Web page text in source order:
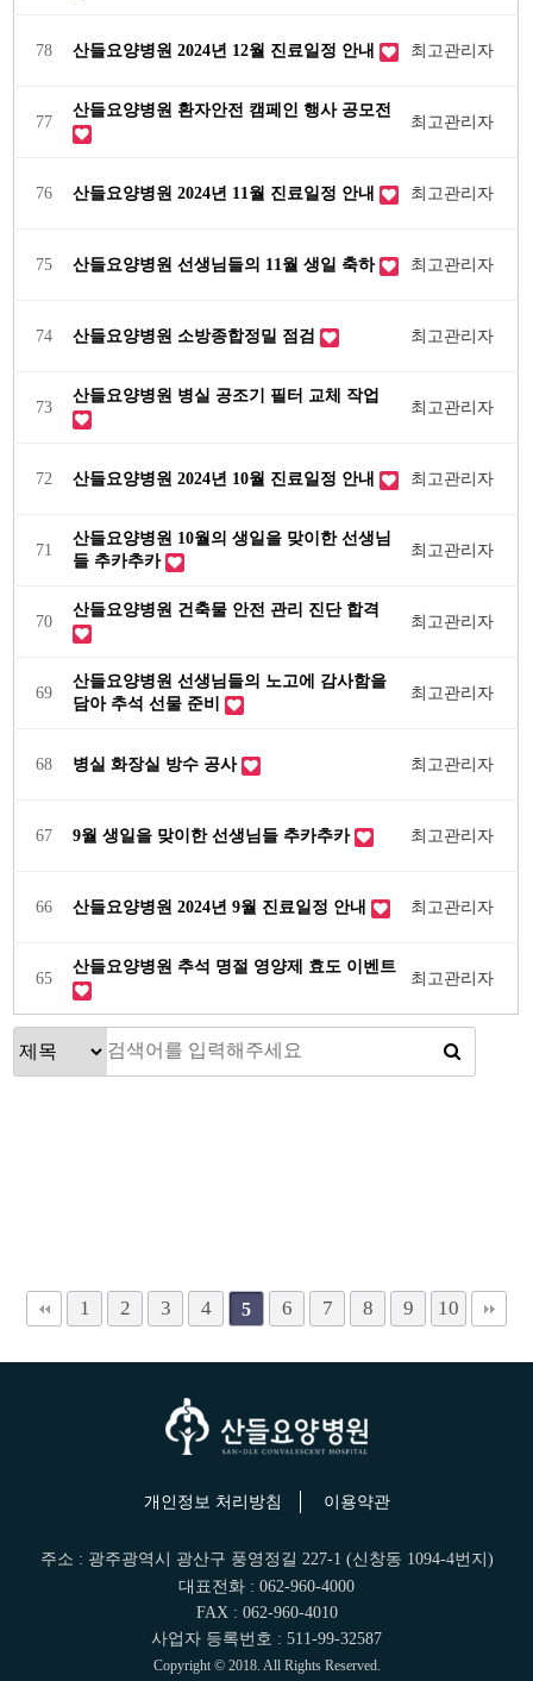
78 산들요양병원 2024년 12월 진료일정 안내 최고관리자
77
산들요양병원 환자안전 캠페인 행사 공모전
최고관리자
76 산들요양병원 2024년 11월 진료일정 안내 최고관리자
75 산들요양병원 선생님들의 11월 생일 축하 최고관리자
74 산들요양병원 소방종합정밀 점검 최고관리자
73
산들요양병원 병실 공조기 필터 교체 작업
최고관리자
72 산들요양병원 2024년 10월 진료일정 안내 최고관리자
71
산들요양병원 10월의 생일을 맞이한 선생님
들 추카추카
최고관리자
70
산들요양병원 건축물 안전 관리 진단 합격
최고관리자
69
산들요양병원 선생님들의 노고에 감사함을
담아 추석 선물 준비
최고관리자
68 병실 화장실 방수 공사 최고관리자
67 9월 생일을 맞이한 선생님들 추카추카 최고관리자
66 산들요양병원 2024년 9월 진료일정 안내 최고관리자
65
산들요양병원 추석 명절 영양제 효도 이벤트
최고관리자
1 2 3 4 5 6 7 8 9 10
개인정보 처리방침 이용약관
주소 : 광주광역시 광산구 풍영정길 227-1 (신창동 1094-4번지)
대표전화 : 062-960-4000
FAX : 062-960-4010
사업자 등록번호 : 511-99-32587
Copyright © 2018. All Rights Reserved.